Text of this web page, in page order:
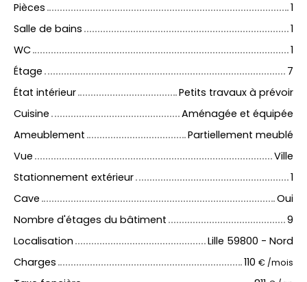
Pièces
1
Salle de bains
1
WC
1
Étage
7
État intérieur
Petits travaux à prévoir
Cuisine
Aménagée et équipée
Ameublement
Partiellement meublé
Vue
Ville
Stationnement extérieur
1
Cave
Oui
Nombre d'étages du bâtiment
9
Localisation
Lille 59800 - Nord
Charges
110 € /mois